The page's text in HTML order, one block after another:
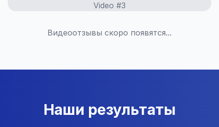
Video #3
Видеоотзывы скоро появятся...
Наши результаты